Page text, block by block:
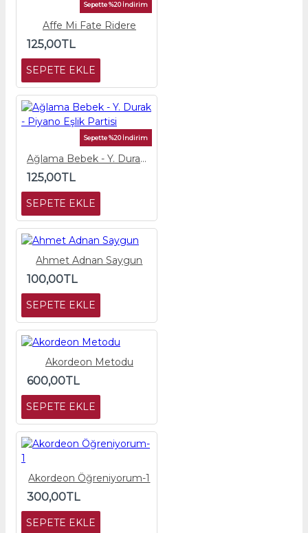
Sepette %20 İndirim
Affe Mi Fate Ridere
125,00TL
SEPETE EKLE
Sepette %20 İndirim
Ağlama Bebek - Y. Durak - Piyano Eşlik Partisi
125,00TL
SEPETE EKLE
Ahmet Adnan Saygun
100,00TL
SEPETE EKLE
Akordeon Metodu
600,00TL
SEPETE EKLE
Akordeon Öğreniyorum-1
300,00TL
SEPETE EKLE